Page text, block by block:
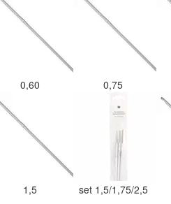
0,60 0,75
1,5 set 1,5/1,75/2,5